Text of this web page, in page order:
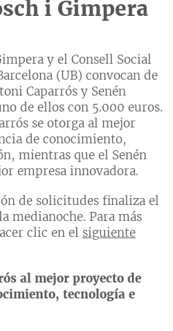
i Gimpera
y el Consell Social
(UB) convocan de
Caparrós y Senén
de ellos con 5.000 euros.
se otorga al mejor
de conocimiento,
mientras que el Senén
empresa innovadora.
de solicitudes finaliza el
medianoche. Para más
clic en el siguiente
al mejor proyecto de
tecnología e